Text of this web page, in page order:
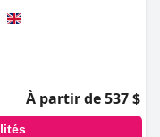
bonnes
des chambres
publiques
personnes
et les principaux
accessibles aux
par ascenseur aux
À partir de 537 $